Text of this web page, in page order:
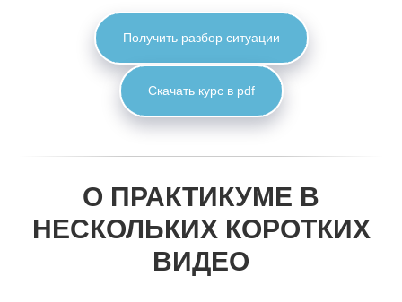
Получить разбор ситуации
Скачать курс в pdf
О ПРАКТИКУМЕ В
НЕСКОЛЬКИХ КОРОТКИХ
ВИДЕО